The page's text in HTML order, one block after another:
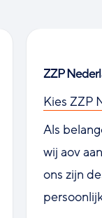
ZZP
Kies ZZP
Als
wij aov
ons zijn